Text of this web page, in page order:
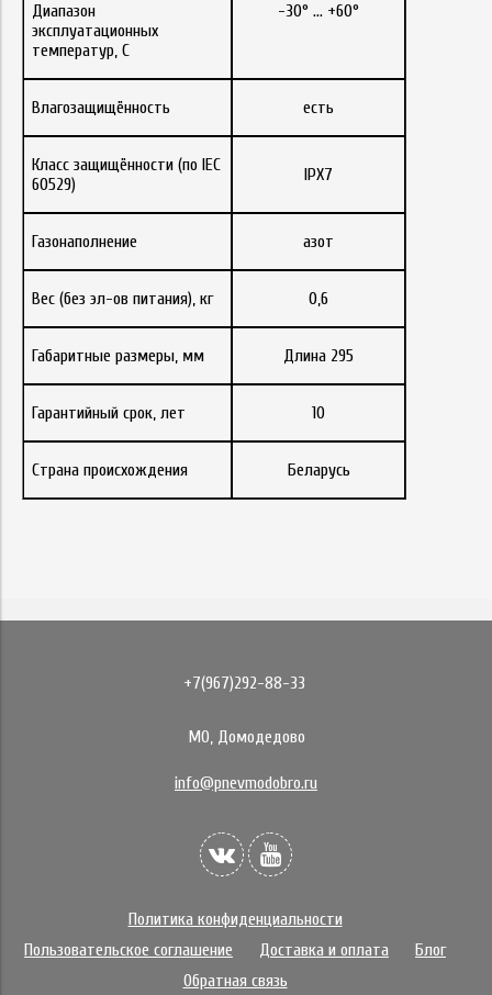
Диапазон
эксплуатационных
температур, С
-30° … +60°
Влагозащищённость есть
Класс защищённости (по IEC
60529)
IPX7
Газонаполнение азот
Вес (без эл-ов питания), кг 0,6
Габаритные размеры, мм Длина 295
Гарантийный срок, лет 10
Страна происхождения Беларусь
+7(967)292-88-33
МО, Домодедово
info@pnevmodobro.ru
Политика конфиденциальности
Пользовательское соглашение
Доставка и оплата
Блог
Обратная связь